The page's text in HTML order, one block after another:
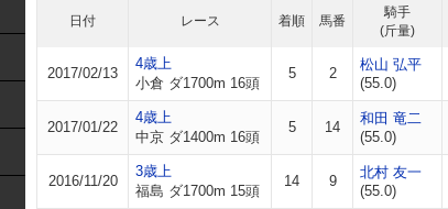
日付 レース 着順 馬番
騎手
(斤量)
2017/02/13
4歳上
小倉 ダ1700m 16頭
5 2
松山 弘平
(55.0)
2017/01/22
4歳上
中京 ダ1400m 16頭
5 14
和田 竜二
(55.0)
2016/11/20
3歳上
福島 ダ1700m 15頭
14 9
北村 友一
(55.0)